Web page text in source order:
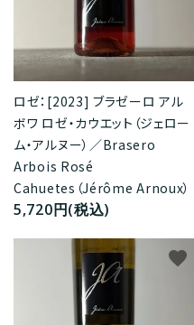
ロゼ：[2023] ブラゼーロ アル
ボワ ロゼ・カウエット（ジェロー
ム・アルヌー）／Brasero
Arbois Rosé
Cahuetes（Jérôme Arnoux）
5,720円(税込)
favorite